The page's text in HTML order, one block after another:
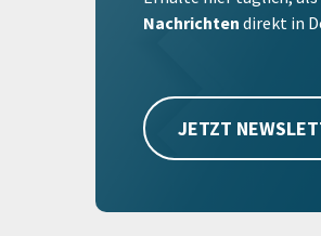
Nachrichten direkt in
JETZT